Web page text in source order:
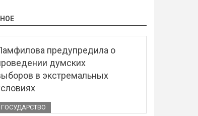
предупредила о
думских
в экстремальных
ГОСУДАРСТВО